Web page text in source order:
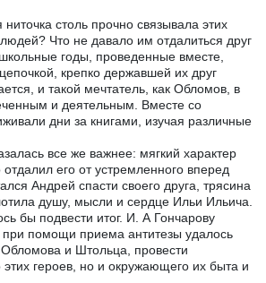
столь прочно связывала этих
Что не давало им отдалиться друг
годы, проведенные вместе,
крепко державшей их друг
и такой мечтатель, как Обломов, в
и деятельным. Вместе со
дни за книгами, изучая различные
все же важнее: мягкий характер
его от устремленного вперед
Андрей спасти своего друга, трясина
душу, мысли и сердце Ильи Ильича.
бы подвести итог. И. А Гончарову
помощи приема антитезы удалось
Обломова и Штольца, провести
этих героев, но и окружающего их быта и